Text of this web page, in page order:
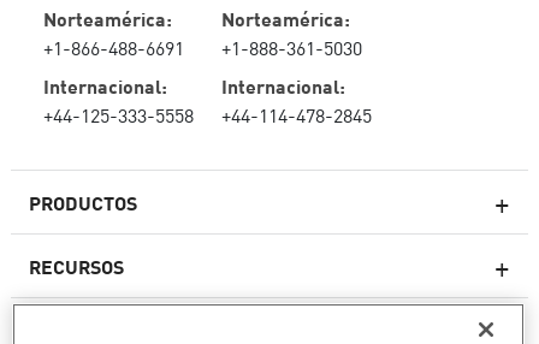
PRODUCTOS
Firewall de última generación
RECURSOS
Norteamérica:
+1-866-488-6691
Internacional:
+44-125-333-5558
Norteamérica:
+1-888-361-5030
Internacional:
+44-114-478-2845